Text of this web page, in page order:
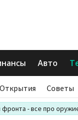
Авто
Открытия Советы
фронта - все про